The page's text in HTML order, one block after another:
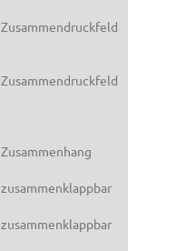
Zusammendruckfeld
Zusammendruckfeld
Zusammenhang
zusammenklappbar
zusammenklappbar